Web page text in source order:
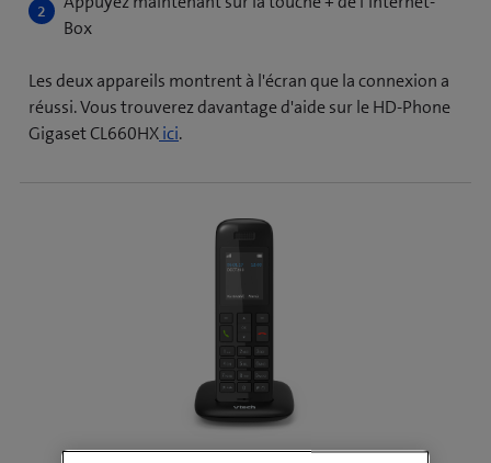
Box
Les deux appareils montrent à l'écran que la connexion a
réussi. Vous trouverez davantage d'aide sur le HD-Phone
Gigaset CL660HXici.